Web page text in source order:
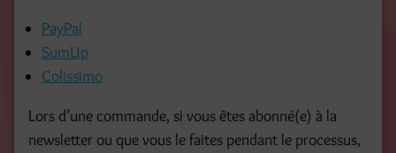
PayPal
SumUp
Colissimo
Lors d’une commande, si vous êtes abonné(e) à la
newsletter ou que vous le faites pendant le processus,